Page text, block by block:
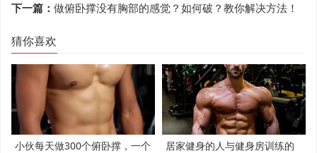
下一篇： 做俯卧撑没有胸部的感觉？如何破？教你解决方法！
猜你喜欢
小伙每天做300个俯卧撑，一个
居家健身的人与健身房训练的